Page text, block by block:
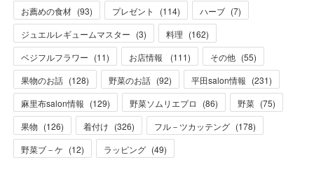
お薦めの食材 (93) プレゼント (114) ハーブ (7)
ジュエルレギュームマスター (3) 料理 (162)
ベジフルフラワー (11) お店情報 (111) その他 (55)
果物のお話 (128) 野菜のお話 (92) 平田salon情報 (231)
麻里布salon情報 (129) 野菜ソムリエプロ (86) 野菜 (75)
果物 (126) 着付け (326) フル－ツカッテング (178)
野菜ブ－ケ (12) ラッピング (49)